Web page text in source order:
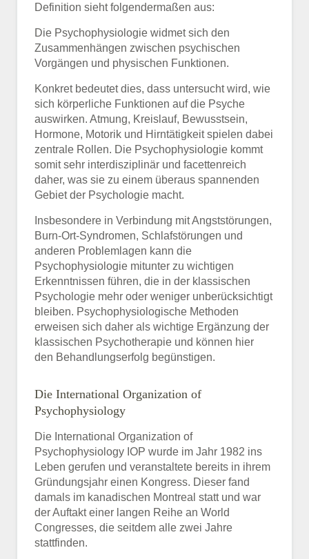
Definition sieht folgendermaßen aus:
Die Psychophysiologie widmet sich den
Zusammenhängen zwischen psychischen
Vorgängen und physischen Funktionen.
Konkret bedeutet dies, dass untersucht wird, wie
sich körperliche Funktionen auf die Psyche
auswirken. Atmung, Kreislauf, Bewusstsein,
Hormone, Motorik und Hirntätigkeit spielen dabei
zentrale Rollen. Die Psychophysiologie kommt
somit sehr interdisziplinär und facettenreich
daher, was sie zu einem überaus spannenden
Gebiet der Psychologie macht.
Insbesondere in Verbindung mit Angststörungen,
Burn-Ort-Syndromen, Schlafstörungen und
anderen Problemlagen kann die
Psychophysiologie mitunter zu wichtigen
Erkenntnissen führen, die in der klassischen
Psychologie mehr oder weniger unberücksichtigt
bleiben. Psychophysiologische Methoden
erweisen sich daher als wichtige Ergänzung der
klassischen Psychotherapie und können hier
den Behandlungserfolg begünstigen.
Die International Organization of
Psychophysiology
Die International Organization of
Psychophysiology IOP wurde im Jahr 1982 ins
Leben gerufen und veranstaltete bereits in ihrem
Gründungsjahr einen Kongress. Dieser fand
damals im kanadischen Montreal statt und war
der Auftakt einer langen Reihe an World
Congresses, die seitdem alle zwei Jahre
stattfinden.